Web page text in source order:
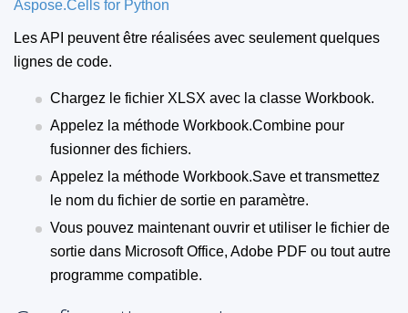
Aspose.Cells for Python
Les API peuvent être réalisées avec seulement quelques
lignes de code.
Chargez le fichier XLSX avec la classe Workbook.
Appelez la méthode Workbook.Combine pour
fusionner des fichiers.
Appelez la méthode Workbook.Save et transmettez
le nom du fichier de sortie en paramètre.
Vous pouvez maintenant ouvrir et utiliser le fichier de
sortie dans Microsoft Office, Adobe PDF ou tout autre
programme compatible.